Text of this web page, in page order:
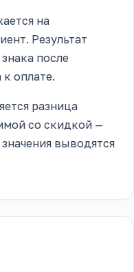
на
Результат
после
оплате.
разница
со скидкой —
выводятся